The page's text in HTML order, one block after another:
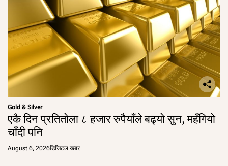
Gold & Silver
एकै दिन प्रतितोला ८ हजार रुपैयाँले बढ्यो सुन, महँगियो
चाँदी पनि
August 6, 2026डिजिटल खबर